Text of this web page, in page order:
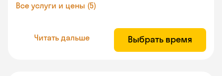
Все услуги и цены (5)
Читать дальше Выбрать время